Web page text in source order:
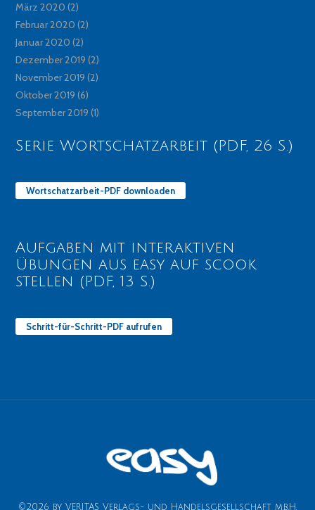
März 2020 (2)
Februar 2020 (2)
Januar 2020 (2)
Dezember 2019 (2)
November 2019 (2)
Oktober 2019 (6)
September 2019 (1)
Serie Wortschatzarbeit (PDF, 26 S.)
Wortschatzarbeit-PDF downloaden
Aufgaben mit interaktiven
Übungen aus easy auf scook
stellen (PDF, 13 S.)
Schritt-für-Schritt-PDF aufrufen
©2026 by VERITAS Verlags- und Handelsgesellschaft m.b.H.